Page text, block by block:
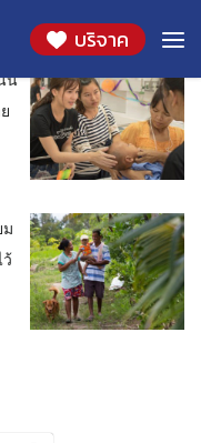
บริจาค
น
ารรอยยิ้มสดใส
ม